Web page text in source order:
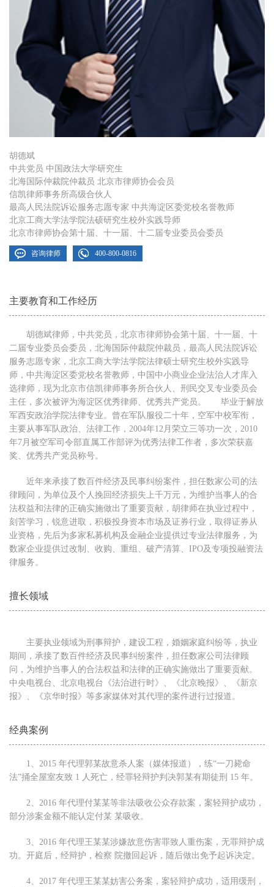
胡德斌
中共党员 中国政法大学研究生
北海国际仲裁院仲裁员 北京市律师协会会员
信凯律师事务所高级合伙人
最高人民法院诉讼服务志愿专家 中共海淀区委党校名誉教师
北京工商大学法学院法硕研究生校外实践导师
北京市律师协会第十届、十一届、十二届专业委员会委员
咨询律师 400-800-0816
主要教育和工作经历
胡德斌律师，中共党员，北京市律师协会第十届、十一届、十
二届专业委员会委员，北海国际仲裁院仲裁员，最高人民法院诉讼
服务志愿专家，北京工商大学法学院法律硕士研究生校外实践导
师，中共海淀区委党校名誉教师，中国中小商业企业法治人才库入
选律师，现为北京市信凯律师事务所合伙人、刑民交叉专业委员会
主任，多次被评为海淀区优秀律师、优秀共产党员。 毕业于解放
军西安政治学院法律专业。曾在军队服役二十年，空军中校军衔，
主要从事军队政治、法律工作，2004年12月荣立三等功一次，2010
年7月被空军司令部直属工作部评为优秀法律工作者，多次荣获嘉
奖、优秀共产党员称号。
近年来承接了数百件经济及民事纠纷案件，担任数家公司的法
律顾问，为单位及个人挽回经济损失上千万元，为维护当事人的合
法权益和法律的正确实施做出了重要贡献，胡律师在执业过程中，
刻苦学习，锐意进取，积极投身资本市场及证券行业，取得证券从
业资格，先后为多家私募机构及金融企业提供过专业法律服务，为
数家企业提供过改制、收购、重组、破产清算、IPO及专项投融资法
律服务。
擅长领域
主要执业领域为刑事辩护，建设工程，婚姻家庭纠纷等，执业
期间，承接了数百件经济及民事纠纷案件，担任数家公司法律顾
问，为维护当事人的合法权益和法律的正确实施做出了重要贡献。
中央电视台、北京电视台《法治进行时》、《北京晚报》、《新京
报》、《京华时报》等多家媒体对其代理的案件进行过报道。
经典案例
1、2015 年代理郭某故意杀人案（媒体报道），练“一刀毙命
法”捅全屋室友致 1 人死亡，经罪轻辩护判决郭某有期徒刑 15 年。
2、2016 年代理付某某等非法吸收公众存款案，案轻辩护成功，
部分涉案金额不能认定付某 某吸收。
3、2016 年代理王某某涉嫌故意伤害罪致人重伤案，无罪辩护成
功。开庭后，经辩护，检察 院撤回起诉，随后做出免予起诉决定。
4、2017 年代理王某某妨害公务案，案轻辩护成功，适用缓刑，